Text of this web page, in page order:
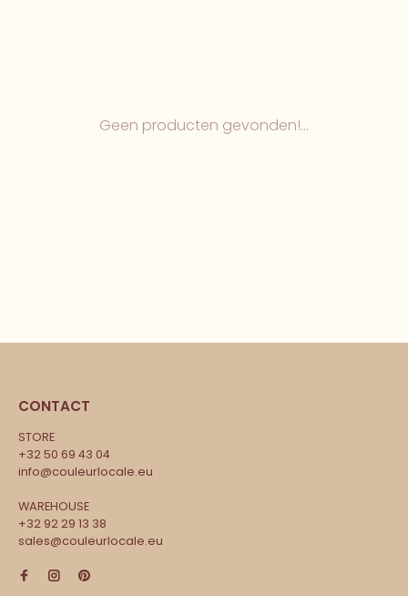
Geen producten gevonden!...
CONTACT
STORE
+32 50 69 43 04
info@couleurlocale.eu
WAREHOUSE
+32 92 29 13 38
sales@couleurlocale.eu